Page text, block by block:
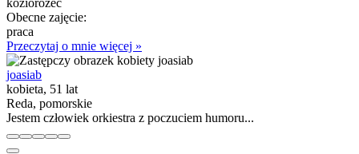
Obecne zajęcie:
praca
Przeczytaj o mnie więcej »
joasiab
kobieta, 51 lat
Reda, pomorskie
Jestem człowiek orkiestra z poczuciem humoru...